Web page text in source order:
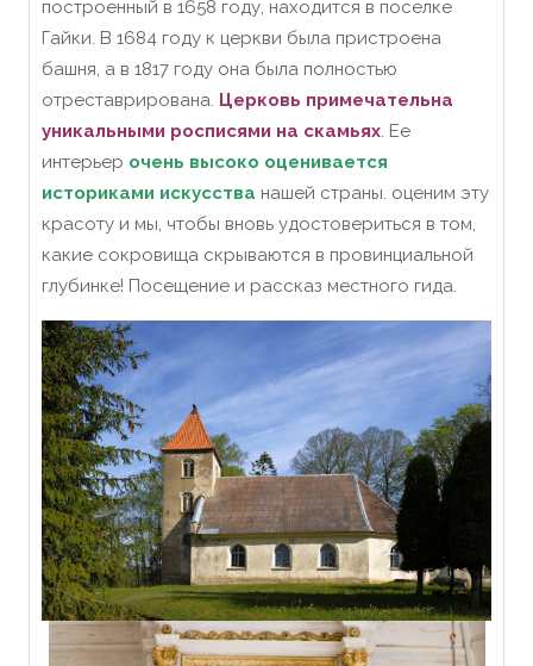
построенный в 1658 году, находится в поселке
Гайки. В 1684 году к церкви была пристроена
башня, а в 1817 году она была полностью
отреставрирована. Церковь примечательна
уникальными росписями на скамьях. Ее
интерьер очень высоко оценивается
историками искусства нашей страны. оценим эту
красоту и мы, чтобы вновь удостовериться в том,
какие сокровища скрываются в провинциальной
глубинке! Посещение и рассказ местного гида.